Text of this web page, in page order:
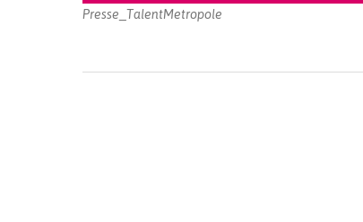
Presse_TalentMetropole